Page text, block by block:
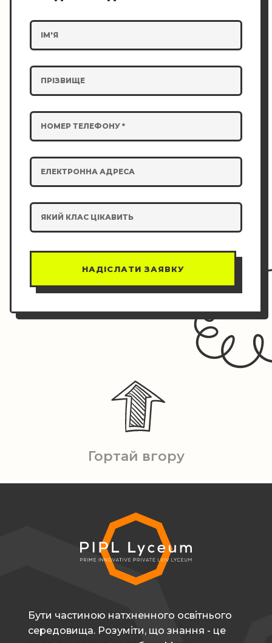
ІМ'Я
ПРІЗВИЩЕ
НОМЕР ТЕЛЕФОНУ *
ЕЛЕКТРОННА АДРЕСА
ЯКИЙ КЛАС ЦІКАВИТЬ
Гортай вгору
Бути частиною натхненного освітнього
середовища. Розуміти, що знання - це